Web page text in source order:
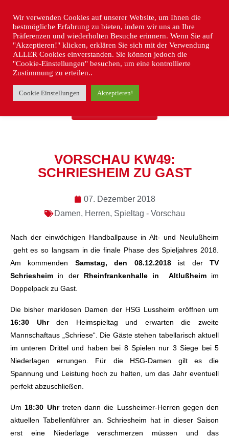
VORSCHAU KW49:
SCHRIESHEIM ZU GAST
07. Dezember 2018
Damen, Herren, Spieltag - Vorschau
Nach der einwöchigen Handballpause in Alt- und Neulußheim
geht es so langsam in die finale Phase des Spieljahres 2018.
Am kommenden Samstag, den 08.12.2018ist derTV
Schriesheim in der Rheinfrankenhalle in Altlußheimim
Doppelpack zu Gast.
Die bisher marklosen Damen der HSG Lussheim eröffnen um
16:30 Uhrden Heimspieltag und erwarten die zweite
Mannschaftaus „Schriese“. Die Gäste stehen tabellarisch aktuell
im unteren Drittel und haben bei 8 Spielen nur 3 Siege bei 5
Niederlagen errungen. Für die HSG-Damen gilt es die
Spannung und Leistung hoch zu halten, um das Jahr eventuell
perfekt abzuschließen.
Um 18:30 Uhrtreten dann die Lussheimer-Herren gegen den
aktuellen Tabellenführer an. Schriesheim hat in dieser Saison
erst eine Niederlage verschmerzen müssen und das
Wir verwenden Cookies auf unserer Website, um Ihnen die
bestmögliche Erfahrung zu bieten, indem wir uns an Ihre
Präferenzen und wiederholten Besuche erinnern. Wenn Sie auf
"Akzeptieren!" klicken, erklären Sie sich mit der Verwendung
ALLER Cookies einverstanden. Sie können jedoch die
"Cookie-Einstellungen" besuchen, um eine kontrollierte
Zustimmung zu erteilen..
Cookie Einstellungen Akzeptieren!